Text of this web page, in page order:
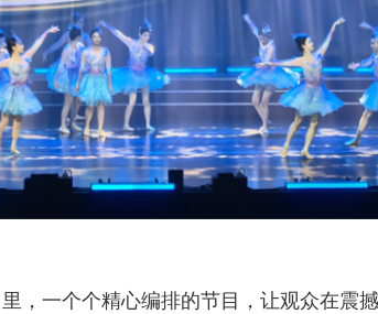
一个个精心编排的节目，让观众在震